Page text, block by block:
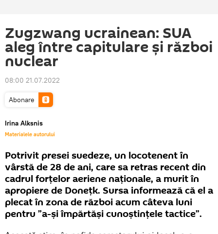
Zugzwang ucrainean: SUA
aleg între capitulare și război
nuclear
08:00 21.07.2022
Abonare
Irina Alksnis
Materialele autorului
Potrivit presei suedeze, un locotenent în
vârstă de 28 de ani, care sa retras recent din
cadrul forțelor aeriene naționale, a murit în
apropiere de Donețk. Sursa informează că el a
plecat în zona de război acum câteva luni
pentru ”a-și împărtăși cunoștințele tactice”.